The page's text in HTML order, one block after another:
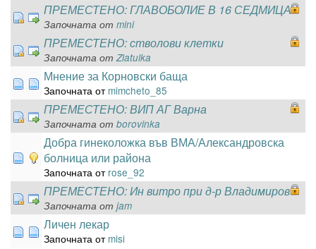
ПРЕМЕСТЕНО: ГЛАВОБОЛИЕ В 16 СЕДМИЦА
Започната от mini
ПРЕМЕСТЕНО: стволови клетки
Започната от Zlatulka
Мнение за Корновски баща
Започната от mimcheto_85
ПРЕМЕСТЕНО: ВИП АГ Варна
Започната от borovinka
Добра гинеколожка във ВМА/Александровска
болница или района
Започната от rose_92
ПРЕМЕСТЕНО: Ин витро при д-р Владимиров
Започната от jam
Личен лекар
Започната от misi